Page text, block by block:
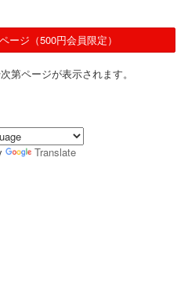
ージ（500円会員限定）
第ページが表示されます。
Translate